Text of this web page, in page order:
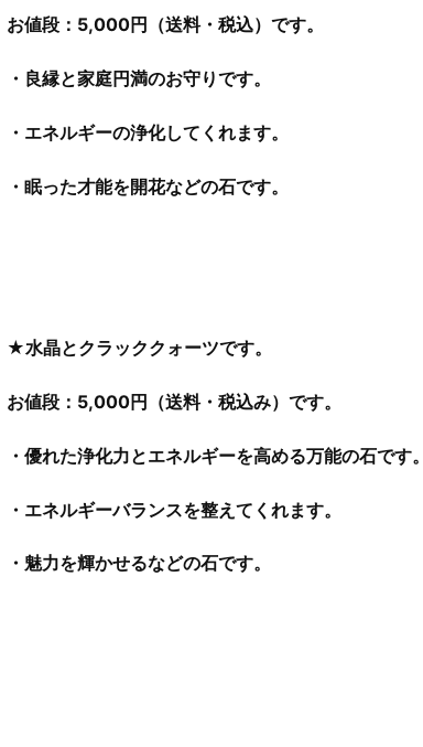
お値段：5,000円（送料・税込）です。
・良縁と家庭円満のお守りです。
・エネルギーの浄化してくれます。
・眠った才能を開花などの石です。
★水晶とクラッククォーツです。
お値段：5,000円（送料・税込み）です。
・優れた浄化力とエネルギーを高める万能の石です。
・エネルギーバランスを整えてくれます。
・魅力を輝かせるなどの石です。